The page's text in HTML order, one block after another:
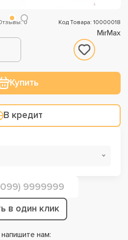
0 Код Товара: 10000018
MirMax
Купить
В кредит
в один клик
нам: